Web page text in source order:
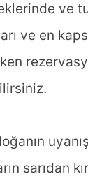
ve
ve en
sarıdan